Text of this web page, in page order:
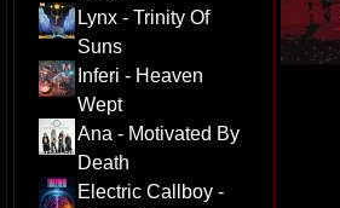
Lynx - Trinity Of
Suns
Inferi - Heaven
Wept
Ana - Motivated By
Death
Electric Callboy -